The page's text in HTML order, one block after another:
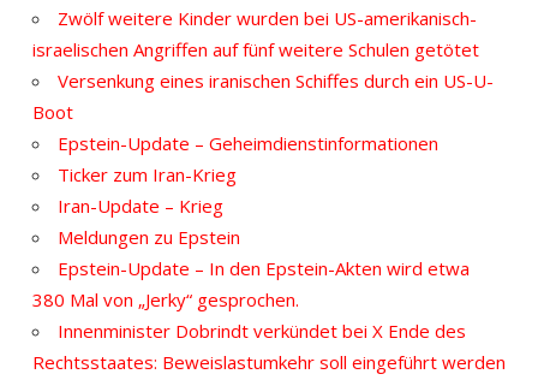
Zwölf weitere Kinder wurden bei US-amerikanisch-
israelischen Angriffen auf fünf weitere Schulen getötet
Versenkung eines iranischen Schiffes durch ein US-U-
Boot
Epstein-Update – Geheimdienstinformationen
Ticker zum Iran-Krieg
Iran-Update – Krieg
Meldungen zu Epstein
Epstein-Update – In den Epstein-Akten wird etwa
380 Mal von „Jerky“ gesprochen.
Innenminister Dobrindt verkündet bei X Ende des
Rechtsstaates: Beweislastumkehr soll eingeführt werden